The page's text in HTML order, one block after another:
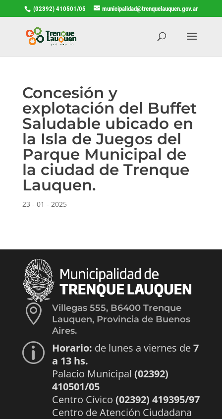
(02392) 410501/05 municipalidad@trenquelauquen.gov.ar
Concesión y
explotación del Buffet
Saludable ubicado en
la Isla de Juegos del
Parque Municipal de
la ciudad de Trenque
Lauquen.
23 - 01 - 2025

Villegas 555, B6400 Trenque
Lauquen, Provincia de Buenos
Aires.
p Horario: de lunes a viernes de7
a 13 hs.
Palacio Municipal (02392)
410501/05
Centro Cívico (02392) 419395/97
Centro de Atención Ciudadana